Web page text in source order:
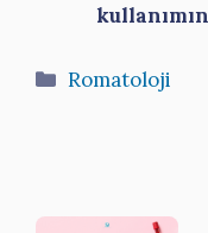
Kategoriler
Romatoloji